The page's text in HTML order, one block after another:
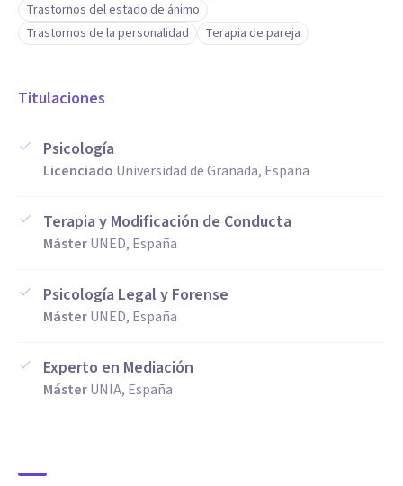
Trastornos del estado de ánimo
Trastornos de la personalidad
Terapia de pareja
Titulaciones
Psicología
Licenciado Universidad de Granada, España
Terapia y Modificación de Conducta
MásterUNED, España
Psicología Legal y Forense
MásterUNED, España
Experto en Mediación
MásterUNIA, España